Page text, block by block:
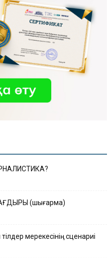
(шығарма)
мерекесінің сценариі